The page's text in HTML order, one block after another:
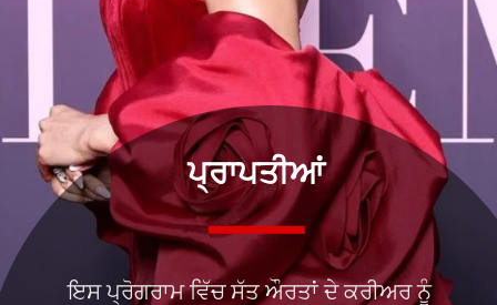
ਇਸ ਪ੍ਰੋਗਰਾਮ ਵਿੱਚ ਸੱਤ ਔਰਤਾਂ ਦੇ ਕਰੀਅਰ ਨੂੰ
ਪ੍ਰਾਪਤੀਆਂ